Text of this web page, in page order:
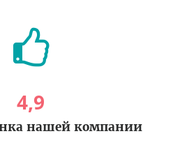
4,9
нашей компании